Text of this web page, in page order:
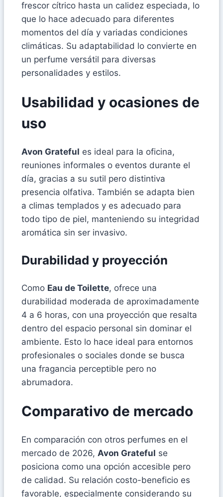
frescor cítrico hasta un calidez especiada, lo
que lo hace adecuado para diferentes
momentos del día y variadas condiciones
climáticas. Su adaptabilidad lo convierte en
un perfume versátil para diversas
personalidades y estilos.
Usabilidad y ocasiones de
uso
Avon Grateful es ideal para la oficina,
reuniones informales o eventos durante el
día, gracias a su sutil pero distintiva
presencia olfativa. También se adapta bien
a climas templados y es adecuado para
todo tipo de piel, manteniendo su integridad
aromática sin ser invasivo.
Durabilidad y proyección
Como Eau de Toilette, ofrece una
durabilidad moderada de aproximadamente
4 a 6 horas, con una proyección que resalta
dentro del espacio personal sin dominar el
ambiente. Esto lo hace ideal para entornos
profesionales o sociales donde se busca
una fragancia perceptible pero no
abrumadora.
Comparativo de mercado
En comparación con otros perfumes en el
mercado de 2026, Avon Grateful se
posiciona como una opción accesible pero
de calidad. Su relación costo-beneficio es
favorable, especialmente considerando su